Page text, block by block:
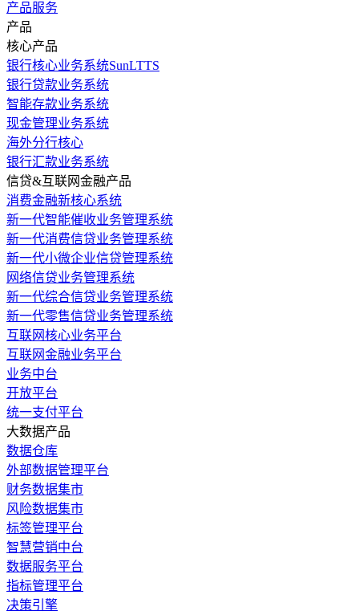
产品服务
产品
核心产品
银行核心业务系统SunLTTS
银行贷款业务系统
智能存款业务系统
现金管理业务系统
海外分行核心
银行汇款业务系统
信贷&互联网金融产品
消费金融新核心系统
新一代智能催收业务管理系统
新一代消费信贷业务管理系统
新一代小微企业信贷管理系统
网络信贷业务管理系统
新一代综合信贷业务管理系统
新一代零售信贷业务管理系统
互联网核心业务平台
互联网金融业务平台
业务中台
开放平台
统一支付平台
大数据产品
数据仓库
外部数据管理平台
财务数据集市
风险数据集市
标签管理平台
智慧营销中台
数据服务平台
指标管理平台
决策引擎